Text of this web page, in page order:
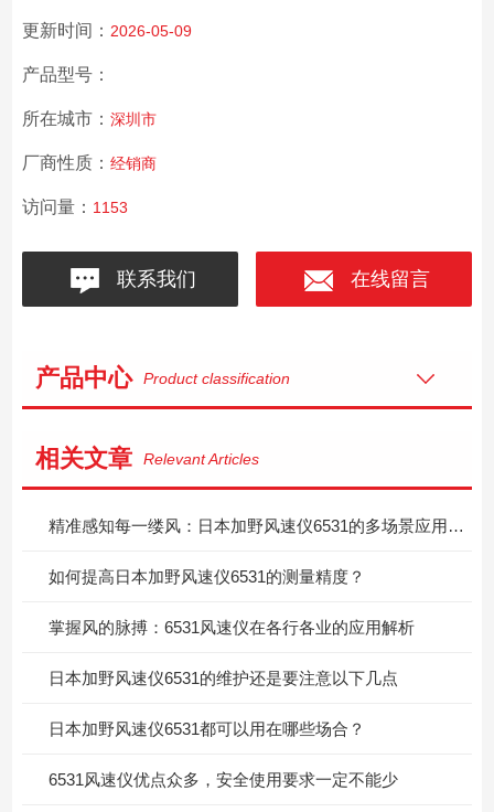
更新时间： 2026-05-09
产品型号：
所在城市： 深圳市
厂商性质： 经销商
访问量： 1153
联系我们 在线留言
产品中心 Product classification
相关文章 Relevant Articles
精准感知每一缕风：日本加野风速仪6531的多场景应用价值
如何提高日本加野风速仪6531的测量精度？
掌握风的脉搏：6531风速仪在各行各业的应用解析
日本加野风速仪6531的维护还是要注意以下几点
日本加野风速仪6531都可以用在哪些场合？
6531风速仪优点众多，安全使用要求一定不能少